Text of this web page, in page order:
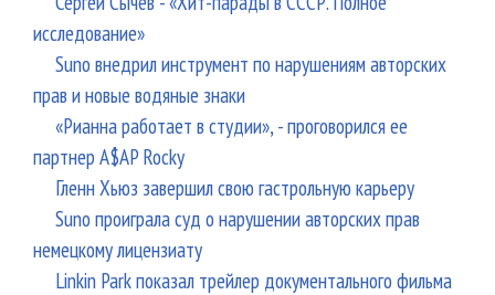
исследование»
Suno внедрил инструмент по нарушениям авторских
прав и новые водяные знаки
«Рианна работает в студии», - проговорился ее
партнер A$AP Rocky
Гленн Хьюз завершил свою гастрольную карьеру
Suno проиграла суд о нарушении авторских прав
немецкому лицензиату
Linkin Park показал трейлер документального фильма